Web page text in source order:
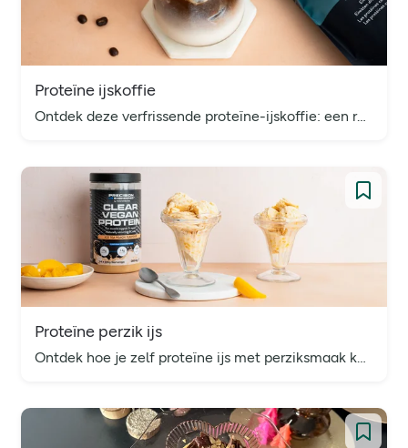
Proteïne ijskoffie
Ontdek deze verfrissende proteïne-ijskoffie: een romige koude koffie die perfect is als start van de dag of als pick-me-up!
Proteïne perzik ijs
Ontdek hoe je zelf proteïne ijs met perziksmaak kunt maken. Perfect als heerlijke traktatie of dessert!